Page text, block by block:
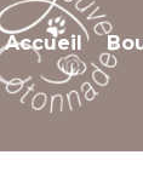
Accueil